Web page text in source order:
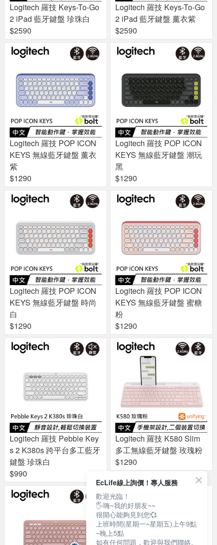
Logitech 羅技 Keys-To-Go
2 iPad 藍牙鍵盤 珍珠白
$2590
Logitech 羅技 Keys-To-Go
2 iPad 藍牙鍵盤 薰衣紫
$2590
Logitech 羅技 POP ICON
KEYS 無線藍牙鍵盤 薰衣
紫
$1290
Logitech 羅技 POP ICON
KEYS 無線藍牙鍵盤 潮玩
黑
$1290
Logitech 羅技 POP ICON
KEYS 無線藍牙鍵盤 時尚
白
$1290
Logitech 羅技 POP ICON
KEYS 無線藍牙鍵盤 蜜糖
粉
$1290
Logitech 羅技 Pebble Key
s 2 K380s 跨平台多工藍牙
鍵盤 珍珠白
$990
Logitech 羅技 K580 Slim
多工無線藍牙鍵盤 玫瑰粉
$1290
EcLife線上詢價！專人服務
歡迎光臨！
🖐嗨~我的好朋友~~
很開心能夠見到您💞
上班時間(星期一~星期五)上午9點
~晚上5點
如有任何問題，歡迎與我們聯絡。